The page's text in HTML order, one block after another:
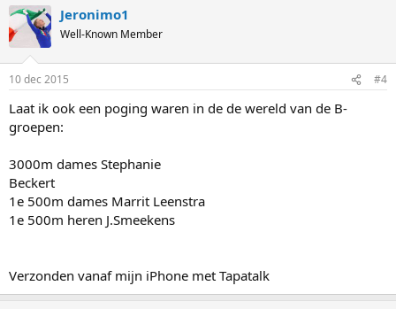
Jeronimo1
Well-Known Member
10 dec 2015 #4
Laat ik ook een poging waren in de de wereld van de B-
groepen:
3000m dames Stephanie
Beckert
1e 500m dames Marrit Leenstra
1e 500m heren J.Smeekens
Verzonden vanaf mijn iPhone met Tapatalk